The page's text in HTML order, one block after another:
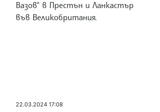
Вазов“ в Престън и Ланкастър
във Великобритания.
22.03.2024 17:08